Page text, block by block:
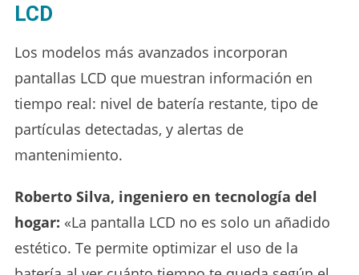
LCD
Los modelos más avanzados incorporan
pantallas LCD que muestran información en
tiempo real: nivel de batería restante, tipo de
partículas detectadas, y alertas de
mantenimiento.
Roberto Silva, ingeniero en tecnología del
hogar: «La pantalla LCD no es solo un añadido
estético. Te permite optimizar el uso de la